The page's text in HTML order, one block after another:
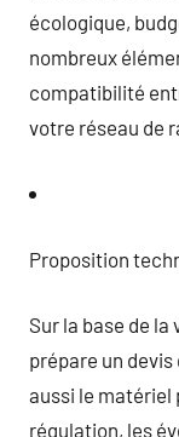
écologique,
nombreux
compatibilité
votre réseau de
Proposition
Sur la base de
prépare un
aussi le matériel
régulation, les